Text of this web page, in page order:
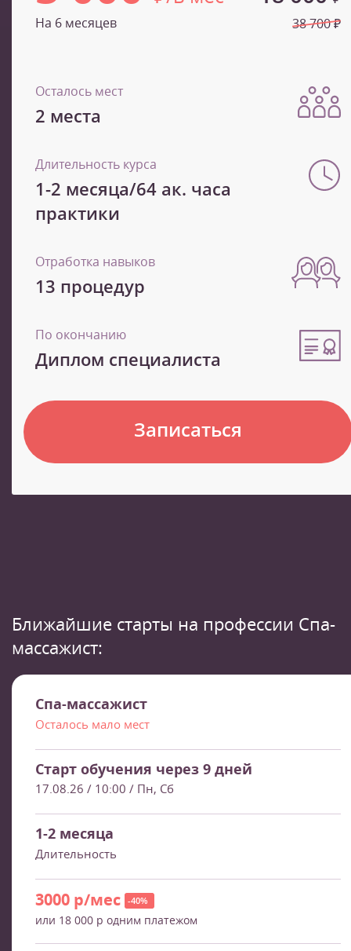
На 6 месяцев 38 700 ₽
Осталось мест
2 места
Длительность курса
1-2 месяца/64 ак. часа
практики
Отработка навыков
13 процедур
По окончанию
Диплом специалиста
Записаться
Ближайшие старты на профессии Спа-
массажист:
Спа-массажист
Осталось мало мест
Старт обучения через 9 дней
17.08.26 / 10:00 / Пн, Сб
1-2 месяца
Длительность
3000 р/мес -40%
или 18 000 р одним платежом